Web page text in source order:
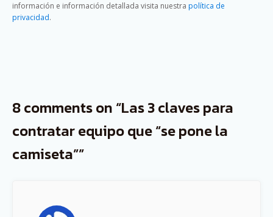
información e información detallada visita nuestra política de
privacidad.
8 comments on “Las 3 claves para
contratar equipo que “se pone la
camiseta””